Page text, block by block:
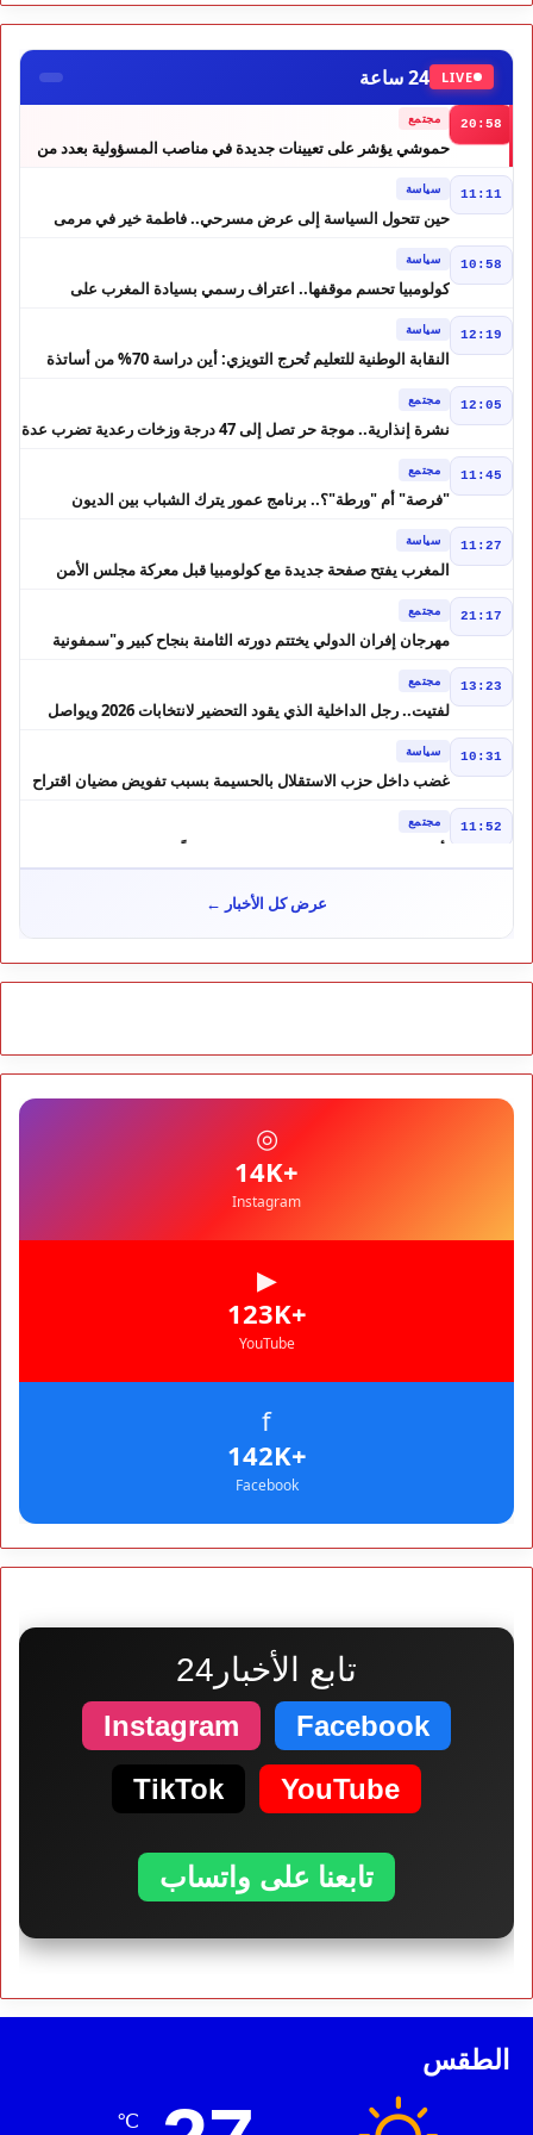
LIVE 24 ساعة
20:58 مجتمع
حموشي يؤشر على تعيينات جديدة في مناصب المسؤولية بعدد من
11:11 سياسة
حين تتحول السياسة إلى عرض مسرحي.. فاطمة خير في مرمى
10:58 سياسة
كولومبيا تحسم موقفها.. اعتراف رسمي بسيادة المغرب على
12:19 سياسة
النقابة الوطنية للتعليم تُحرج التويزي: أين دراسة 70% من أساتذة
12:05 مجتمع
نشرة إنذارية.. موجة حر تصل إلى 47 درجة وزخات رعدية تضرب عدة
11:45 مجتمع
"فرصة" أم "ورطة"؟.. برنامج عمور يترك الشباب بين الديون
11:27 سياسة
المغرب يفتح صفحة جديدة مع كولومبيا قبل معركة مجلس الأمن
21:17 مجتمع
مهرجان إفران الدولي يختتم دورته الثامنة بنجاح كبير و"سمفونية
13:23 مجتمع
لفتيت.. رجل الداخلية الذي يقود التحضير لانتخابات 2026 ويواصل
10:31 سياسة
غضب داخل حزب الاستقلال بالحسيمة بسبب تفويض مضيان اقتراح
11:52 مجتمع
تأجيل محاكمة "إسكوبار الصحراء" استئنافياً واستدعاء جميع المتهمين
في حالة سراح
شوكي يعيد وعود الأحرار.. والمغاربة يطالبون بحساب وعود 2021
10:06 مجتمع
كارثة سبتة تتفاقم.. انتشال جثث جديدة واستمرار البحث عن هويات
مجتمع
عرض كل الأخبار ←
◎
+14K
Instagram
▶
+123K
YouTube
f
+142K
Facebook
تابع الأخبار24
Facebook
Instagram
YouTube
TikTok
تابعنا على واتساب
الطقس
℃